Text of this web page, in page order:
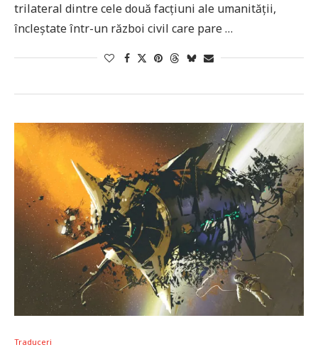
trilateral dintre cele două facțiuni ale umanității,
încleștate într-un război civil care pare …
Traduceri